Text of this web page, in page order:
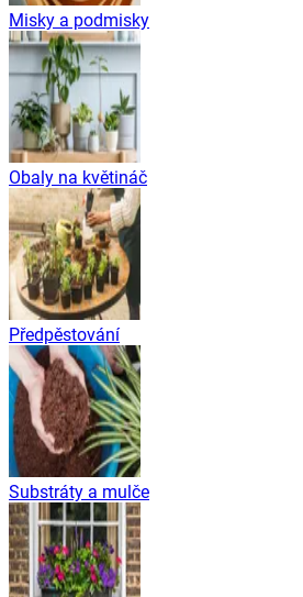
Misky a podmisky
Obaly na květináč
Předpěstování
Substráty a mulče